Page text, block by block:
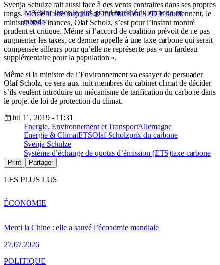
La Chine lance le plus grand marché du carbone au
monde
Svenja Schulze fait aussi face à des vents contraires dans ses propres
rangs. Même si une majorité de membres du SPD la soutiennent, le
ministre des Finances, Olaf Scholz, s’est pour l’instant montré
prudent et critique. Même si l’accord de coalition prévoit de ne pas
augmenter les taxes, ce dernier appelle à une taxe carbone qui serait
compensée ailleurs pour qu’elle ne représente pas « un fardeau
supplémentaire pour la population ».
Même si la ministre de l’Environnement va essayer de persuader
Olaf Scholz, ce sera aux huit membres du cabinet climat de décider
s’ils veulent introduire un mécanisme de tarification du carbone dans
le projet de loi de protection du climat.
Jul 11, 2019 - 11:31
Energie, Environnement et TransportAllemagne
Energie & ClimatETSOlaf Scholzprix du carbone
Svenja Schulze
Système d’échange de quotas d’émission (ETS)taxe carbone
Print Partager
LES PLUS LUS
Merci la Chine : elle a sauvé l’économie mondiale
27.07.2026
ÉCONOMIE
POLITIQUE